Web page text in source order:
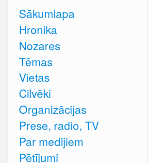
Sākumlapa
Hronika
Nozares
Tēmas
Vietas
Cilvēki
Organizācijas
Prese, radio, TV
Par medijiem
Pētījumi